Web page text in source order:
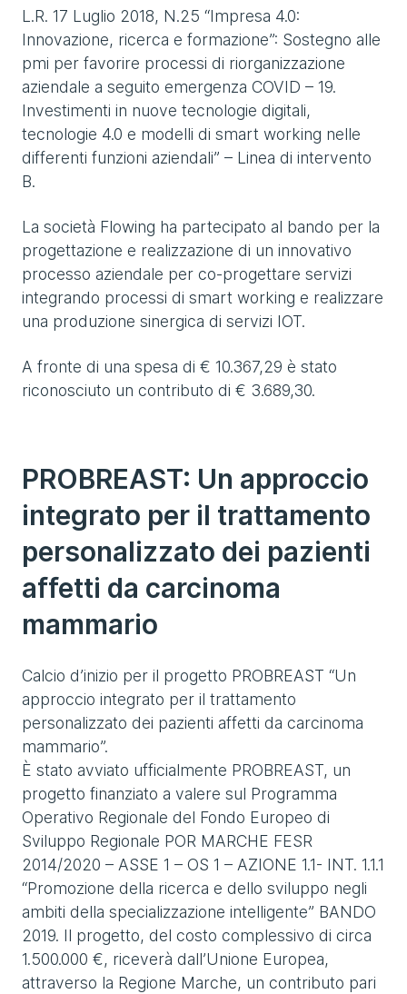
L.R. 17 Luglio 2018, N.25 “Impresa 4.0:
Innovazione, ricerca e formazione”: Sostegno alle
pmi per favorire processi di riorganizzazione
aziendale a seguito emergenza COVID – 19.
Investimenti in nuove tecnologie digitali,
tecnologie 4.0 e modelli di smart working nelle
differenti funzioni aziendali” – Linea di intervento
B.
La società Flowing ha partecipato al bando per la
progettazione e realizzazione di un innovativo
processo aziendale per co-progettare servizi
integrando processi di smart working e realizzare
una produzione sinergica di servizi IOT.
A fronte di una spesa di € 10.367,29 è stato
riconosciuto un contributo di € 3.689,30.
PROBREAST: Un approccio
integrato per il trattamento
personalizzato dei pazienti
affetti da carcinoma
mammario
Calcio d’inizio per il progetto PROBREAST “Un
approccio integrato per il trattamento
personalizzato dei pazienti affetti da carcinoma
mammario”.
È stato avviato ufficialmente PROBREAST, un
progetto finanziato a valere sul Programma
Operativo Regionale del Fondo Europeo di
Sviluppo Regionale POR MARCHE FESR
2014/2020 – ASSE 1 – OS 1 – AZIONE 1.1- INT. 1.1.1
“Promozione della ricerca e dello sviluppo negli
ambiti della specializzazione intelligente” BANDO
2019. Il progetto, del costo complessivo di circa
1.500.000 €, riceverà dall’Unione Europea,
attraverso la Regione Marche, un contributo pari